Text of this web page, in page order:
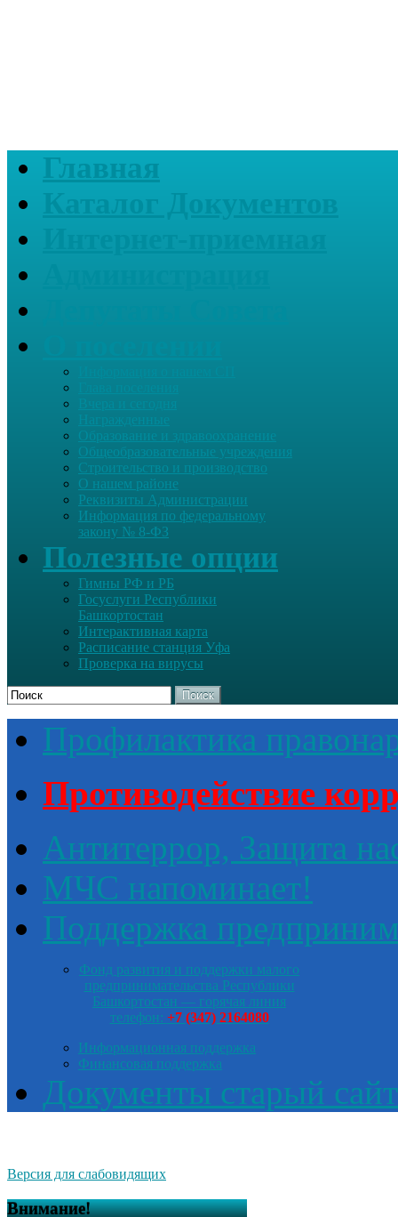
Главная
Награжденные
Образование и здравоохранение
Общеобразовательные учреждения
Строительство и производство
О нашем районе
Реквизиты Администрации
Информация по федеральному
закону № 8-ФЗ
Полезные опции
Гимны РФ и РБ
Госуслуги Республики
Башкортостан
Интерактивная карта
Расписание станция Уфа
Проверка на вирусы
Поиск
Профилактика
Противодействие
Антитеррор, Защита
МЧС напоминает!
Поддержка
Фонд развития и поддержки малого
предпринимательства Республики
Башкортостан — горячая линия
телефон: +7 (347) 2164080
Информационная поддержка
Финансовая поддержка
Документы старый сайт
Версия для слабовидящих
Внимание!